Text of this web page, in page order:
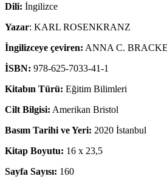
Dili: İngilizce
Yazar: KARL ROSENKRANZ
İngilizceye çeviren: ANNA C.
İSBN: 978-625-7033-41-1
Kitabın Türü: Eğitim Bilimleri
Cilt Bilgisi: Amerikan Bristol
Basım Tarihi ve Yeri: 2020 İstanbul
Kitap Boyutu: 16 x 23,5
Sayfa Sayısı: 160